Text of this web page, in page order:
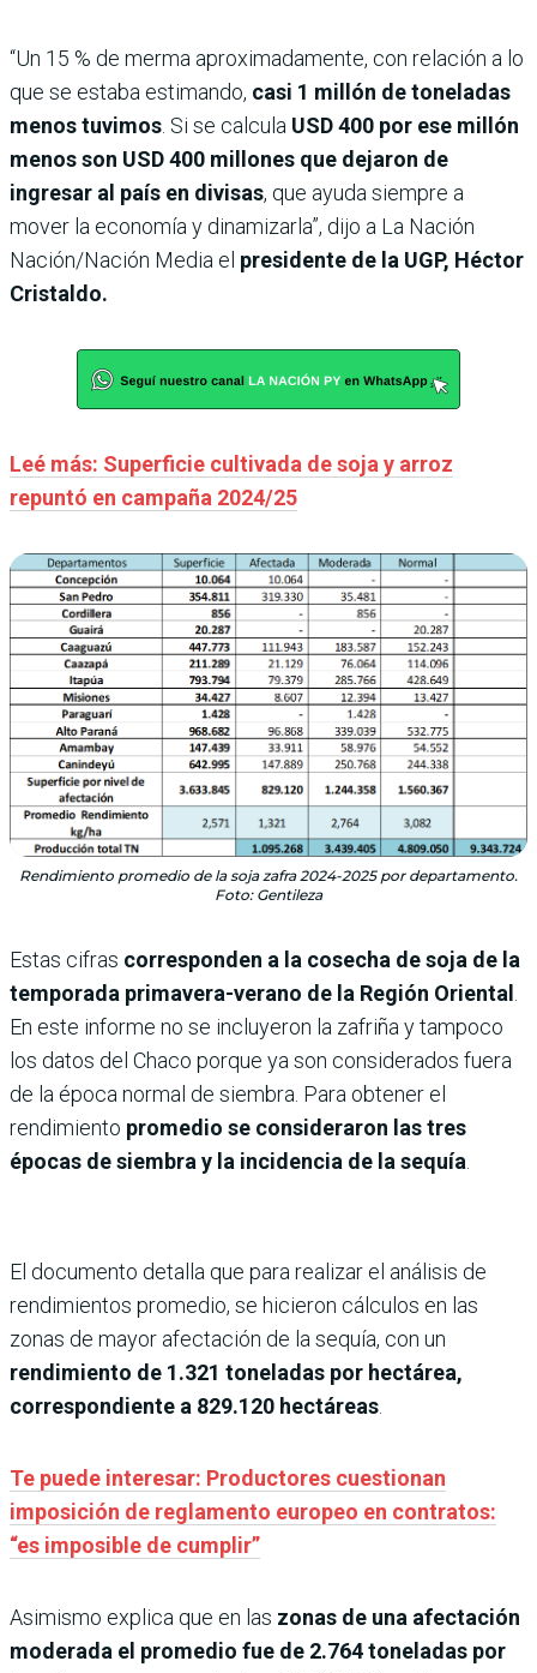
“Un 15 % de merma aproximadamente, con relación a lo
que se estaba estimando, casi 1 millón de toneladas
menos tuvimos . Si se calcula USD 400 por ese millón
menos son USD 400 millones que dejaron de
ingresar al país en divisas, que ayuda siempre a
mover la economía y dinamizarla”, dijo a La Nación
Nación/Nación Media el presidente de la UGP, Héctor
Cristaldo.
Leé más: Superficie cultivada de soja y arroz
repuntó en campaña 2024/25
Rendimiento promedio de la soja zafra 2024-2025 por departamento.
Foto: Gentileza
Estas cifras corresponden a la cosecha de soja de la
temporada primavera-verano de la Región Oriental
En este informe no se incluyeron la zafriña y tampoco
los datos del Chaco porque ya son considerados fuera
de la época normal de siembra. Para obtener el
rendimiento promedio se consideraron las tres
épocas de siembra y la incidencia de la sequía
El documento detalla que para realizar el análisis de
rendimientos promedio, se hicieron cálculos en las
zonas de mayor afectación de la sequía, con un
rendimiento de 1.321 toneladas por hectárea,
correspondiente a 829.120 hectáreas
Te puede interesar: Productores cuestionan
imposición de reglamento europeo en contratos:
“es imposible de cumplir”
Asimismo explica que en las zonas de una afectación
moderada el promedio fue de 2.764 toneladas por